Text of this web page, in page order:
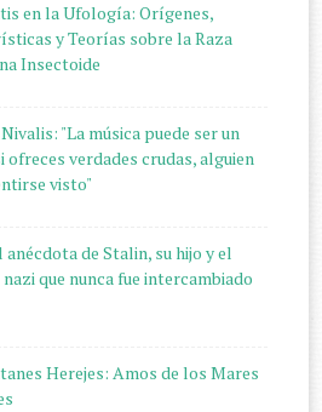
en la Ufología: Orígenes,
y Teorías sobre la Raza
Insectoide
"La música puede ser un
ofreces verdades crudas, alguien
visto"
de Stalin, su hijo y el
que nunca fue intercambiado
Herejes: Amos de los Mares